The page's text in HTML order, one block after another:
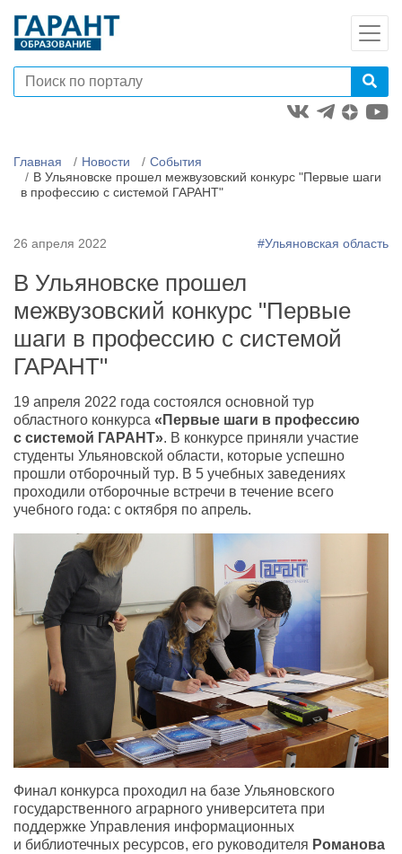
Главная Новости
События
В Ульяновске прошел межвузовский конкурс "Первые шаги
в профессию с системой ГАРАНТ"
26 апреля 2022 #Ульяновская область
В Ульяновске прошел
межвузовский конкурс "Первые
шаги в профессию с системой
ГАРАНТ"
19 апреля 2022 года состоялся основной тур
областного конкурса «Первые шаги в профессию
с системой ГАРАНТ». В конкурсе приняли участие
студенты Ульяновской области, которые успешно
прошли отборочный тур. В 5 учебных заведениях
проходили отборочные встречи в течение всего
учебного года: с октября по апрель.
Финал конкурса проходил на базе Ульяновского
государственного аграрного университета при
поддержке Управления информационных
и библиотечных ресурсов, его руководителя Романова